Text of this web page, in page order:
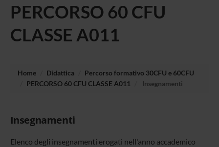
PERCORSO 60 CFU
CLASSE A011
Home Didattica
Percorso formativo 30CFU e 60CFU
PERCORSO 60 CFU CLASSE A011
Insegnamenti
Insegnamenti
Elenco degli insegnamenti erogati nell'anno accademico